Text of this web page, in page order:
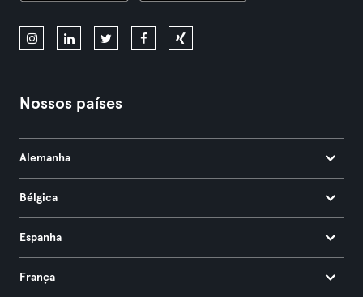
Nossos países
Alemanha
Bélgica
Espanha
França